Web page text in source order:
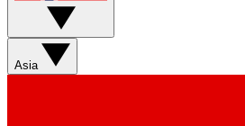
Asia